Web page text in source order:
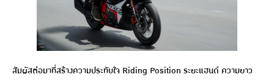
สัมผัสต่อมาที่สร้างความประทับใจ Riding Position ระยะแฮนด์ ความยาว